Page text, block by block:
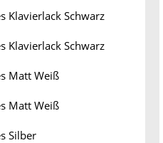
Klavierlack Schwarz
Klavierlack Schwarz
Matt Weiß
Matt Weiß
Silber